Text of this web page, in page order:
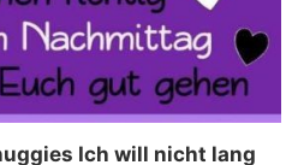
Ich will nicht lang